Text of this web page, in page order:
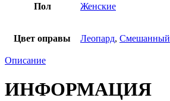
Пол Женские
Цвет оправы Леопард, Смешанный
Описание
ИНФОРМАЦИЯ